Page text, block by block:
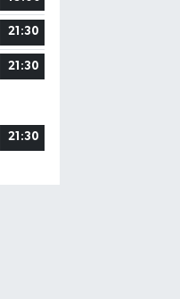
21:30
21:30
21:30